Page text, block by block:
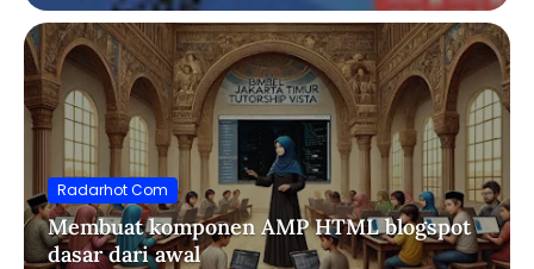
Radarhot Com
Membuat komponen AMP HTML blogspot
dasar dari awal